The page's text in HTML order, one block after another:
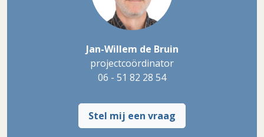
Jan-Willem de Bruin
projectcoördinator
06 - 51 82 28 54
Stel mij een vraag